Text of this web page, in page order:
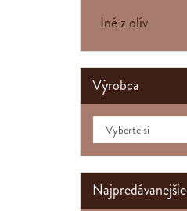
Iné z olív
Výrobca
Najpredávanejšie